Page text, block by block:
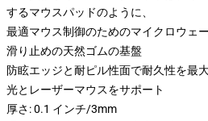
するマウスパッドのように、
最適マウス制御のためのマイクロウェ
滑り止めの天然ゴムの基盤
防眩エッジと耐ピル性面で耐久性を最
光とレーザーマウスをサポート
厚さ: 0.1 インチ/3mm